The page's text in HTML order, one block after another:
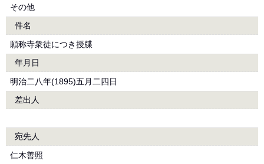
その他
件名
願称寺衆徒につき授牒
年月日
明治二八年(1895)五月二四日
差出人
宛先人
仁木善照